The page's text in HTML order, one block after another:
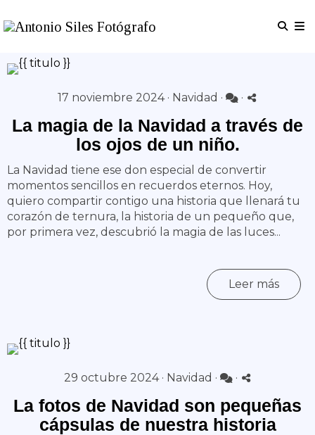
17 noviembre 2024 · Navidad · ·
La magia de la Navidad a través de
los ojos de un niño.
La Navidad tiene ese don especial de convertir
momentos sencillos en recuerdos eternos. Hoy,
quiero compartir contigo una historia que llenará tu
corazón de ternura, la historia de un pequeño que,
por primera vez, descubrió la magia de las luces...
Leer más
29 octubre 2024 · Navidad · ·
La fotos de Navidad son pequeñas
cápsulas de nuestra historia